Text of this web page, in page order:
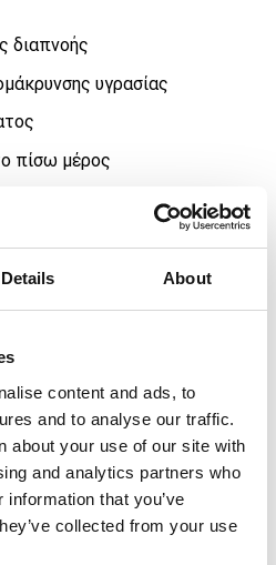
Details About
content and ads, to
and to analyse our traffic.
about your use of our site with
and analytics partners who
that you’ve
collected from your use
€.
διαπνοής
υγρασίας
πίσω μέρος
κορδόνι
μέση
ελευθερία
την εξάλειψη της τριβής στα
Πολυεστέρας